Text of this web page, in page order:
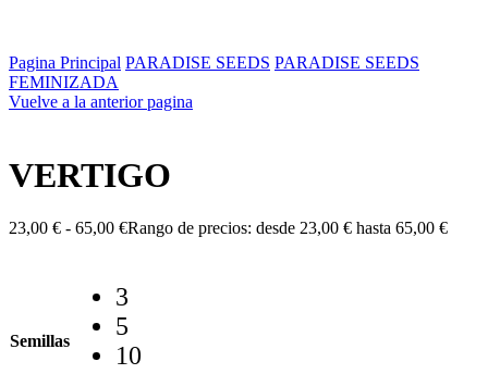
Pagina Principal PARADISE SEEDS PARADISE SEEDS
FEMINIZADA
Vuelve a la anterior pagina
VERTIGO
23,00 € - 65,00 €Rango de precios: desde 23,00 € hasta 65,00 €
Semillas
3
5
10